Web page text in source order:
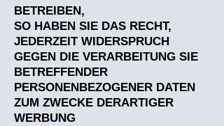
BETREIBEN,
SO HABEN SIE DAS RECHT,
JEDERZEIT WIDERSPRUCH
GEGEN DIE VERARBEITUNG SIE
BETREFFENDER
PERSONENBEZOGENER DATEN
ZUM ZWECKE DERARTIGER
WERBUNG